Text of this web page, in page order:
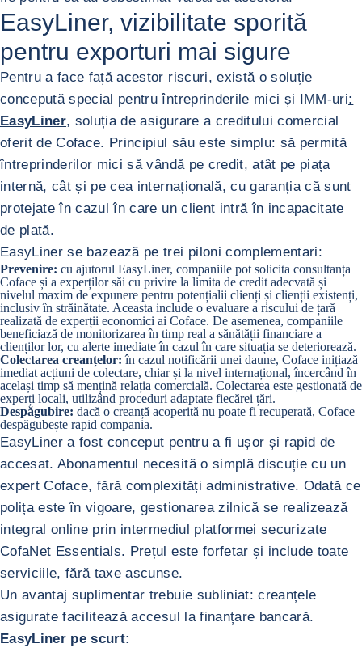
EasyLiner, vizibilitate sporită
pentru exporturi mai sigure
Pentru a face față acestor riscuri, există o soluție
concepută special pentru întreprinderile mici și IMM-uri:
EasyLiner, soluția de asigurare a creditului comercial
oferit de Coface. Principiul său este simplu: să permită
întreprinderilor mici să vândă pe credit, atât pe piața
internă, cât și pe cea internațională, cu garanția că sunt
protejate în cazul în care un client intră în incapacitate
de plată.
EasyLiner se bazează pe trei piloni complementari:
Prevenire: cu ajutorul EasyLiner, companiile pot solicita consultanța
Coface și a experților săi cu privire la limita de credit adecvată și
nivelul maxim de expunere pentru potențialii clienți și clienții existenți,
inclusiv în străinătate. Aceasta include o evaluare a riscului de țară
realizată de experții economici ai Coface. De asemenea, companiile
beneficiază de monitorizarea în timp real a sănătății financiare a
clienților lor, cu alerte imediate în cazul în care situația se deteriorează.
Colectarea creanțelor:în cazul notificării unei daune, Coface inițiază
imediat acțiuni de colectare, chiar și la nivel internațional, încercând în
același timp să mențină relația comercială. Colectarea este gestionată de
experți locali, utilizând proceduri adaptate fiecărei țări.
Despăgubire: dacă o creanță acoperită nu poate fi recuperată, Coface
despăgubește rapid compania.
EasyLiner a fost conceput pentru a fi ușor și rapid de
accesat. Abonamentul necesită o simplă discuție cu un
expert Coface, fără complexități administrative. Odată ce
polița este în vigoare, gestionarea zilnică se realizează
integral online prin intermediul platformei securizate
CofaNet Essentials. Prețul este forfetar și include toate
serviciile, fără taxe ascunse.
Un avantaj suplimentar trebuie subliniat: creanțele
asigurate facilitează accesul la finanțare bancară.
EasyLiner pe scurt: